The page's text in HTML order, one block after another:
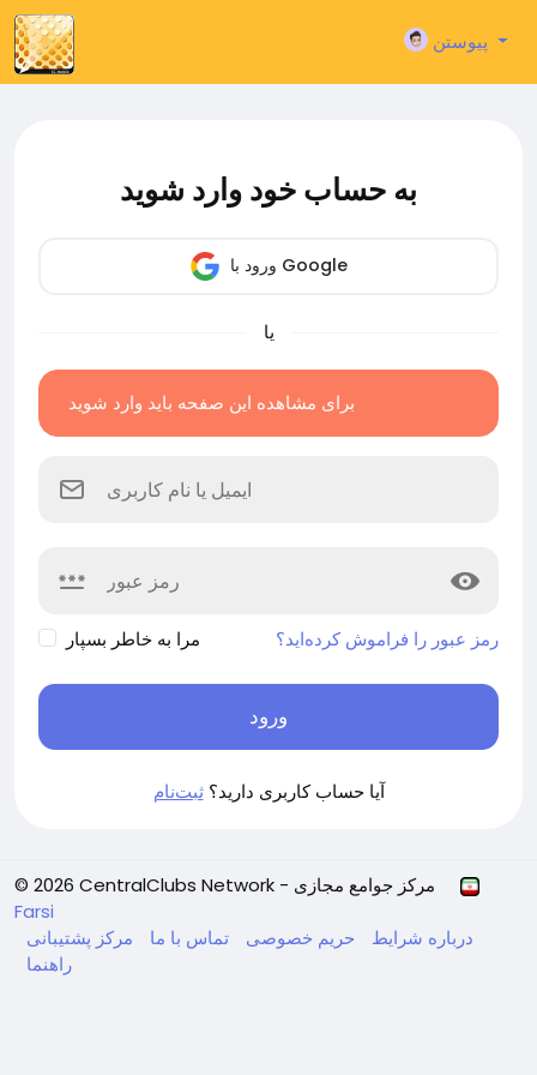
پیوستن
به حساب خود وارد شوید
ورود با Google
یا
برای مشاهده این صفحه باید وارد شوید
مرا به خاطر بسپار رمز عبور را فراموش کرده‌اید؟
ورود
آیا حساب کاربری دارید؟ثبت‌نام
© 2026 CentralClubs Network - مرکز جوامع مجازی
Farsi
درباره شرایط حریم خصوصی تماس با ما
مرکز پشتیبانی
راهنما